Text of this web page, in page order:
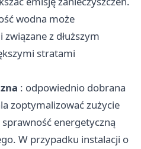
wodna może
z dłuższym
stratami
: odpowiednio dobrana
zoptymalizować zużycie
energetyczną
W przypadku instalacji o